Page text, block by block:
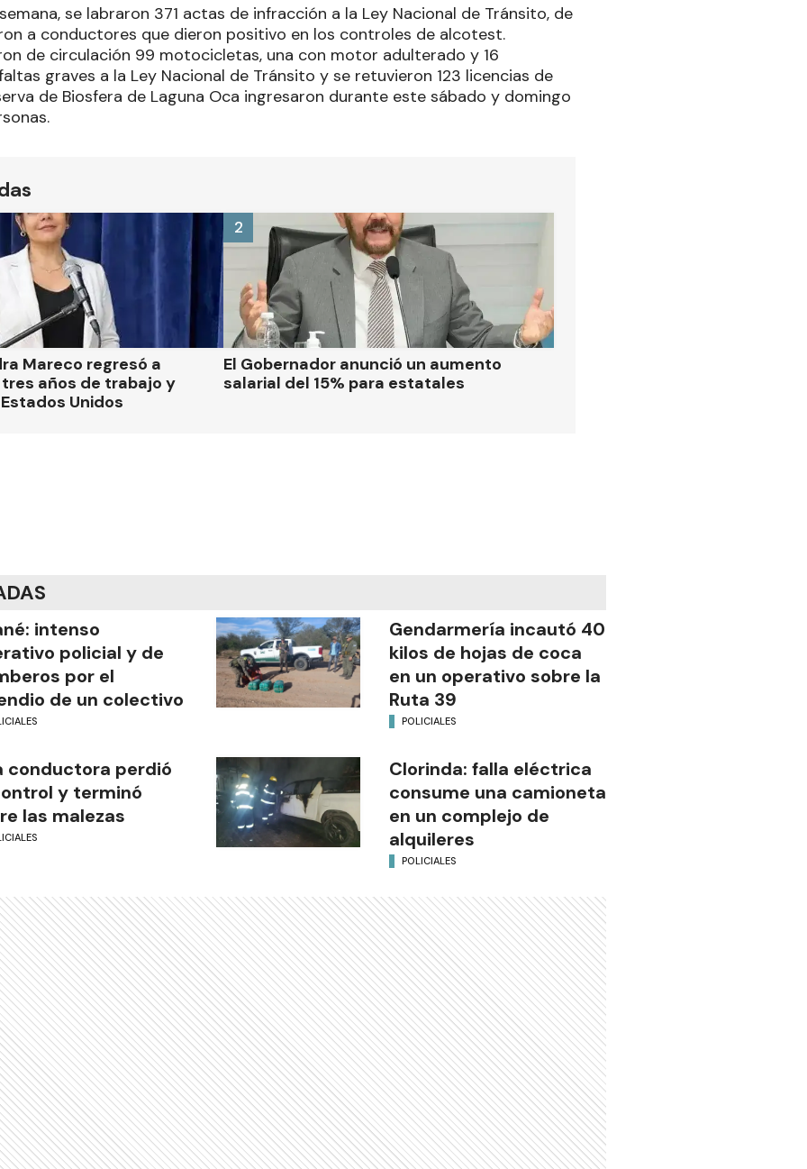
se labraron 371 actas de infracción a la Ley Nacional de Tránsito, de
a conductores que dieron positivo en los controles de alcotest.
de circulación 99 motocicletas, una con motor adulterado y 16
graves a la Ley Nacional de Tránsito y se retuvieron 123 licencias de
de Biosfera de Laguna Oca ingresaron durante este sábado y domingo
Mareco regresó a
años de trabajo y
Unidos
El Gobernador anunció un aumento
salarial del 15% para estatales
2
intenso
policial y de
por el
de un colectivo
Gendarmería incautó 40
kilos de hojas de coca
en un operativo sobre la
Ruta 39
POLICIALES
conductora perdió
y terminó
las malezas
Clorinda: falla eléctrica
consume una camioneta
en un complejo de
alquileres
POLICIALES